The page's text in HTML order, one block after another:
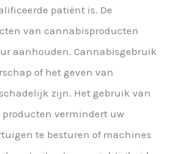
patiënt is. De
van cannabisproducten
aanhouden. Cannabisgebruik
of het geven van
zijn. Het gebruik van
producten vermindert uw
te besturen of machines